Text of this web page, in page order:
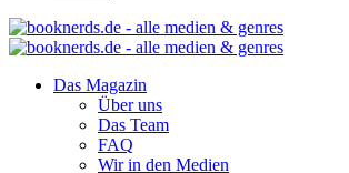
Das Magazin
Über uns
Das Team
FAQ
Wir in den Medien